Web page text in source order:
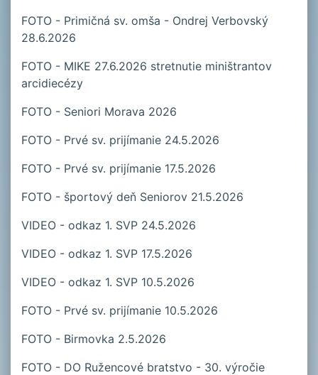
FOTO - Primičná sv. omša - Ondrej Verbovský
28.6.2026
FOTO - MIKE 27.6.2026 stretnutie miništrantov
arcidiecézy
FOTO - Seniori Morava 2026
FOTO - Prvé sv. prijímanie 24.5.2026
FOTO - Prvé sv. prijímanie 17.5.2026
FOTO - športový deň Seniorov 21.5.2026
VIDEO - odkaz 1. SVP 24.5.2026
VIDEO - odkaz 1. SVP 17.5.2026
VIDEO - odkaz 1. SVP 10.5.2026
FOTO - Prvé sv. prijímanie 10.5.2026
FOTO - Birmovka 2.5.2026
FOTO - DO Ružencové bratstvo - 30. výročie